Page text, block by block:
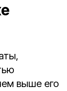
выше его